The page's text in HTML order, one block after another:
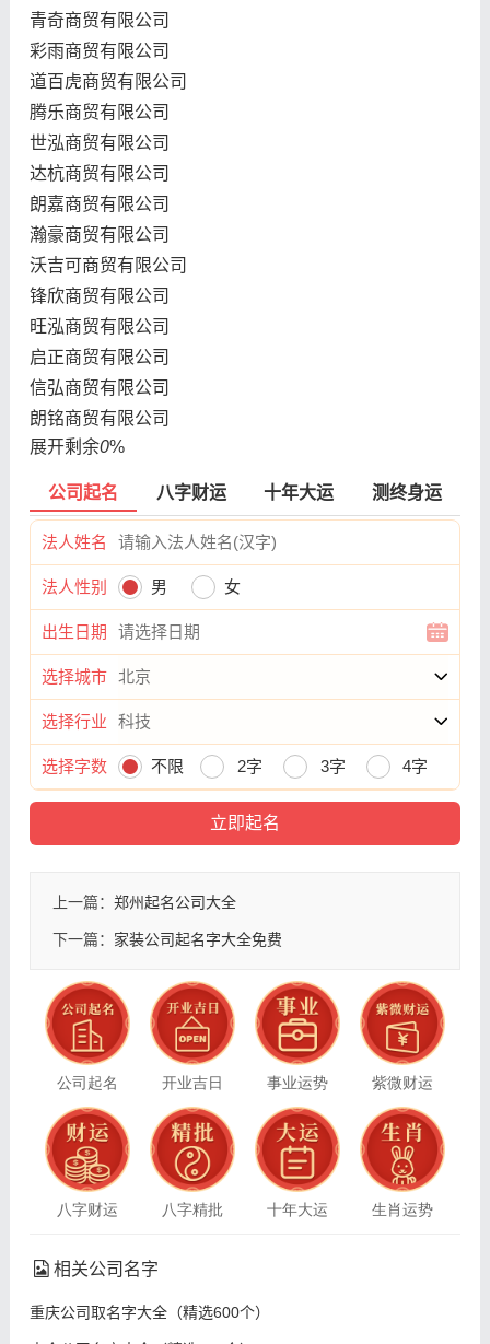
青奇商贸有限公司
彩雨商贸有限公司
道百虎商贸有限公司
腾乐商贸有限公司
世泓商贸有限公司
达杭商贸有限公司
朗嘉商贸有限公司
瀚豪商贸有限公司
沃吉可商贸有限公司
锋欣商贸有限公司
旺泓商贸有限公司
启正商贸有限公司
信弘商贸有限公司
朗铭商贸有限公司
展开剩余0%
公司起名 八字财运 十年大运 测终身运
法人姓名
法人性别 男 女
出生日期
选择城市
选择行业
选择字数 不限 2字 3字 4字
上一篇： 郑州起名公司大全
下一篇： 家装公司起名字大全免费
公司起名 开业吉日 事业运势 紫微财运
八字财运 八字精批 十年大运 生肖运势
相关公司名字
重庆公司取名字大全（精选600个）